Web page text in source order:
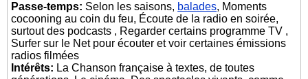
Passe-temps: Selon les saisons, balades, Moments
cocooning au coin du feu, Écoute de la radio en soirée,
surtout des podcasts , Regarder certains programme TV ,
Surfer sur le Net pour écouter et voir certaines émissions
radios filmées
Intérêts: La Chanson française à textes, de toutes